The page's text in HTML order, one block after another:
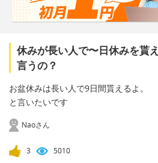
休みが長い人で〜日休みを貰
言うの？
お盆休みは長い人で9日間貰えるよ。
と言いたいです
Naoさん
3 5010